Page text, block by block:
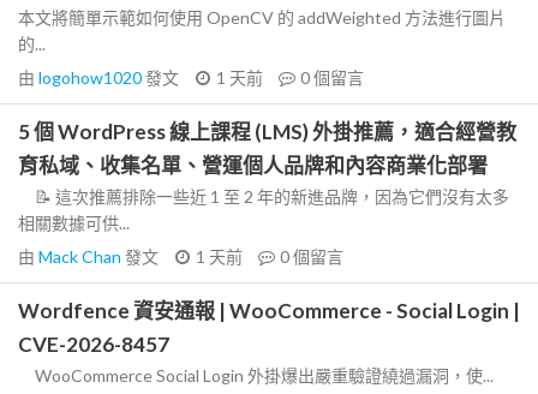
本文將簡單示範如何使用 OpenCV 的 addWeighted 方法進行圖片
的...
由 logohow1020發文 1 天前 0個留言
5 個 WordPress 線上課程 (LMS) 外掛推薦，適合經營教
育私域、收集名單、營運個人品牌和內容商業化部署
📝 這次推薦排除一些近 1 至 2 年的新進品牌，因為它們沒有太多
相關數據可供...
由 Mack Chan 發文 1 天前 0個留言
Wordfence 資安通報 | WooCommerce - Social Login |
CVE-2026-8457
WooCommerce Social Login 外掛爆出嚴重驗證繞過漏洞，使...